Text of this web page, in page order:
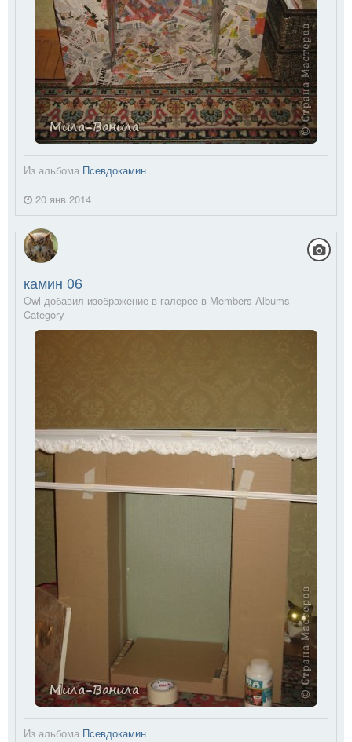
Из альбома Псевдокамин
20 янв 2014
камин 06
Owl добавил изображение в галерее в Members Albums
Category
Из альбома Псевдокамин